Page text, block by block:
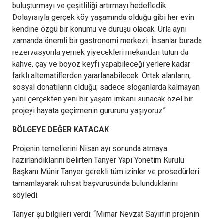
buluşturmayı ve çeşitliliği artırmayı hedefledik.
Dolayısıyla gerçek köy yaşamında olduğu gibi her evin
kendine özgü bir konumu ve duruşu olacak. Urla aynı
zamanda önemli bir gastronomi merkezi. İnsanlar burada
rezervasyonla yemek yiyecekleri mekandan tutun da
kahve, çay ve boyoz keyfi yapabileceği yerlere kadar
farklı alternatiflerden yararlanabilecek. Ortak alanların,
sosyal donatıların olduğu; sadece sloganlarda kalmayan
yani gerçekten yeni bir yaşam imkanı sunacak özel bir
projeyi hayata geçirmenin gururunu yaşıyoruz”
BÖLGEYE DEĞER KATACAK
Projenin temellerini Nisan ayı sonunda atmaya
hazırlandıklarını belirten Tanyer Yapı Yönetim Kurulu
Başkanı Münir Tanyer gerekli tüm izinler ve prosedürleri
tamamlayarak ruhsat başvurusunda bulunduklarını
söyledi.
Tanyer şu bilgileri verdi: “Mimar Nevzat Sayın’ın projenin